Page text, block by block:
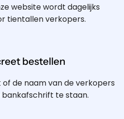
website wordt dagelijks
tientallen verkopers.
bestellen
de naam van de verkopers
te staan.